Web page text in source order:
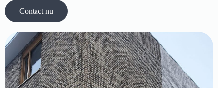
Contact nu